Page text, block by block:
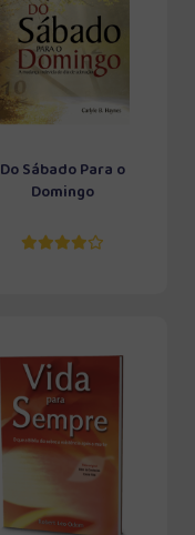
Do Sábado Para o
Domingo